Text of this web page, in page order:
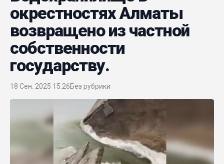
окрестностях Алматы
возвращено из частной
собственности
государству.
18 Сен. 2025 15:26Без рубрики